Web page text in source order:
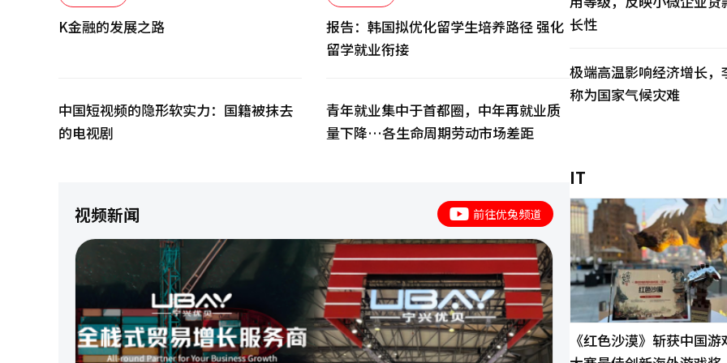
K金融的发展之路
中国短视频的隐形软实力：国籍被抹去
的电视剧
报告：韩国拟优化留学生培养路径 强化
留学就业衔接
青年就业集中于首都圈，中年再就业质
量下降…各生命周期劳动市场差距
视频新闻 前往优兔频道
长性
极端高温影响经济增长，
称为国家气候灾难
IT
《红色沙漠》斩获中国